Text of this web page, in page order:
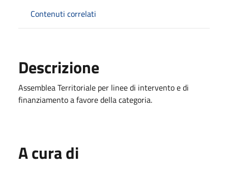
Contenuti correlati
Descrizione
Assemblea Territoriale per linee di intervento e di
finanziamento a favore della categoria.
A cura di